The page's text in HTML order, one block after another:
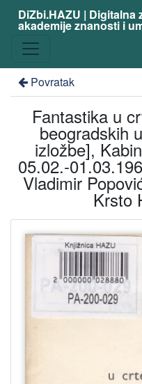
DiZbi.HAZU |
akademije znanosti i
Povratak
Fantastika u
beogradskih
izložbe],
05.02.-
Vladimir
Krsto